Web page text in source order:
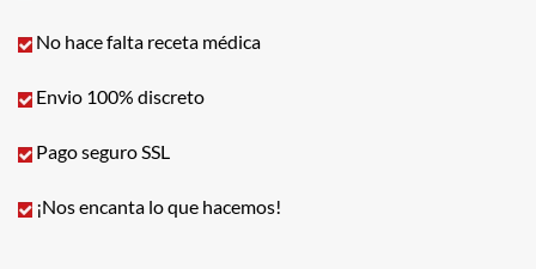
No hace falta receta médica
Envio 100% discreto
Pago seguro SSL
¡Nos encanta lo que hacemos!